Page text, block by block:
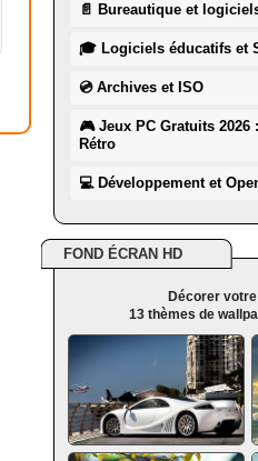
📄 Bureautique et
🎓 Logiciels éducatifs et
💿 Archives et ISO
🎮 Jeux PC Gratuits 2026
Rétro
💻 Développement et
FOND ÉCRAN HD
Décorer
13 thèmes de